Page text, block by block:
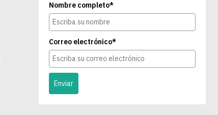
Nombre completo*
Correo electrónico*
Enviar